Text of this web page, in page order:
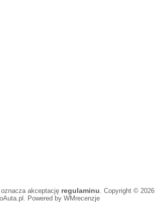
akceptację regulaminu . Copyright © 2026
Powered by WMrecenzje